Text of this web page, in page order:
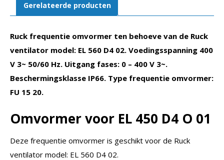
Gerelateerde producten
Ruck frequentie omvormer ten behoeve van de Ruck
ventilator model: EL 560 D4 02. Voedingsspanning 400
V 3~ 50/60 Hz. Uitgang fases: 0 – 400 V 3~.
Beschermingsklasse IP66. Type frequentie omvormer:
FU 15 20.
Omvormer voor EL 450 D4 O 01
Deze frequentie omvormer is geschikt voor de Ruck
ventilator model: EL 560 D4 02.